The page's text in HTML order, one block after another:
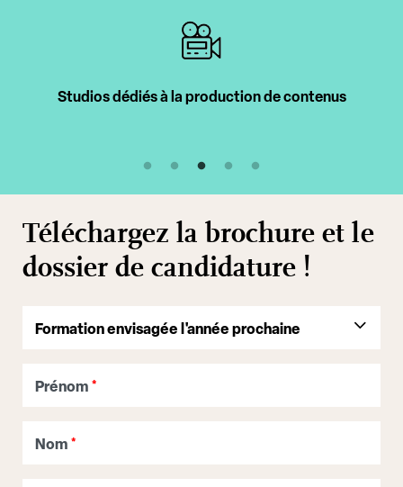
Intervenants professionnels
Téléchargez la brochure et le
dossier de candidature !
Prénom *
Nom *